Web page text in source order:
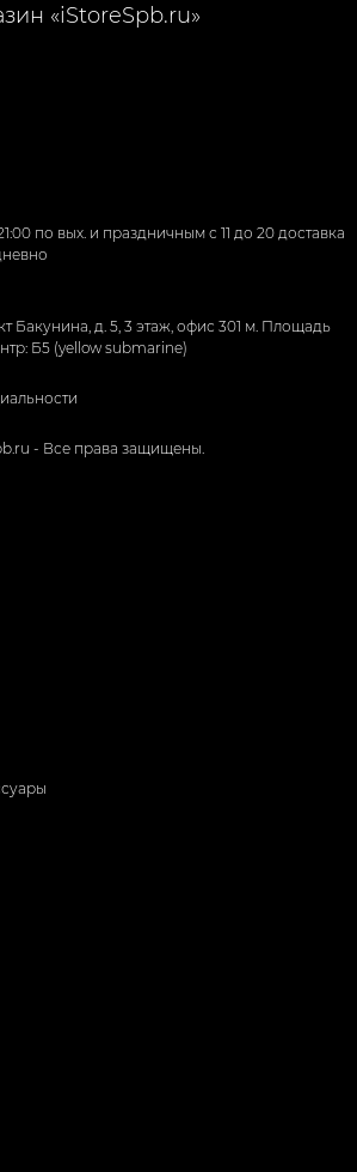
«iStoreSpb.ru»
по вых. и праздничным с 11 до 20 доставка
Бакунина, д. 5, 3 этаж, офис 301 м. Площадь
Б5 (yellow submarine)
- Все права защищены.